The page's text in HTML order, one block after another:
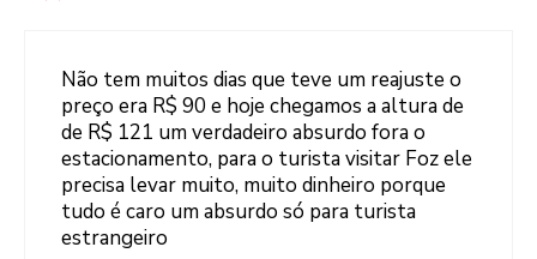
Não tem muitos dias que teve um reajuste o
preço era R$ 90 e hoje chegamos a altura de
de R$ 121 um verdadeiro absurdo fora o
estacionamento, para o turista visitar Foz ele
precisa levar muito, muito dinheiro porque
tudo é caro um absurdo só para turista
estrangeiro